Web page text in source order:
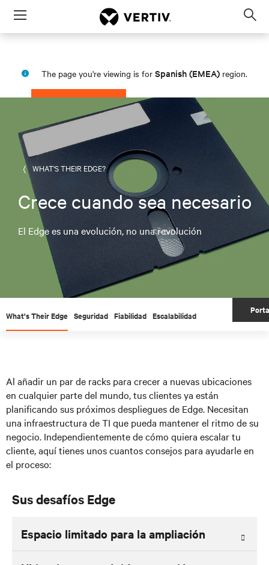
Menu
The page you're viewing is for Spanish (EMEA) region.
PROCEED STAY IN MY REGION
WHAT'S THEIR EDGE?
Crece cuando sea necesario
El Edge es una evolución, no una revolución
What's Their Edge Seguridad Fiabilidad Escalabilidad
Al añadir un par de racks para crecer a nuevas ubicaciones
en cualquier parte del mundo, tus clientes ya están
planificando sus próximos despliegues de Edge. Necesitan
una infraestructura de TI que pueda mantener el ritmo de su
negocio. Independientemente de cómo quiera escalar tu
cliente, aquí tienes unos cuantos consejos para ayudarle en
el proceso:
Sus desafíos Edge
Espacio limitado para la ampliación